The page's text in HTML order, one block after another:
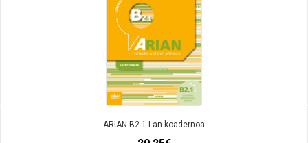
ARIAN B2.1 Lan-koadernoa